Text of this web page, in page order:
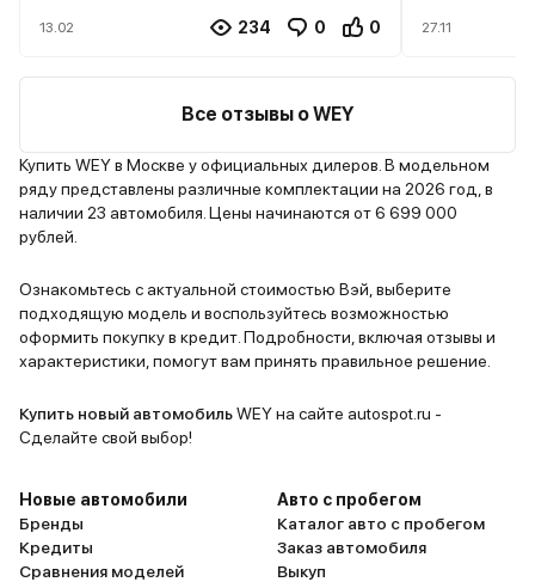
улучшить. Самое приятное в
безусловно, комфорт. Подвеска
прекрасно справляется с нашими
салоне при этом очень тихо.
Гибридная установка в режиме
«город» часто работает на
ощущения плавности и помогает
экономить на топливе. Салон
нравится своим оформлением -
все выглядит современно и
привыкаешь быстро, система с
круговым обзором очень
местах. Места спереди
достаточно, сзади - стандартно
для кроссовера такого размера.
13.02 234 0 0
как в
зимой он
экран,
всем и
машины
машина
и
сложный
большой и
27.11
Все отзывы о WEY
Купить WEY в Москве у официальных дилеров. В модельном
ряду представлены различные комплектации на 2026 год, в
наличии 23 автомобиля. Цены начинаются от 6 699 000
рублей.
Ознакомьтесь с актуальной стоимостью Вэй, выберите
подходящую модель и воспользуйтесь возможностью
оформить покупку в кредит. Подробности, включая отзывы и
характеристики, помогут вам принять правильное решение.
Купить новый автомобильWEY на сайте autospot.ru -
Сделайте свой выбор!
Новые автомобили
Бренды
Кредиты
Сравнения моделей
Авто с пробегом
Каталог авто с пробегом
Заказ автомобиля
Выкуп